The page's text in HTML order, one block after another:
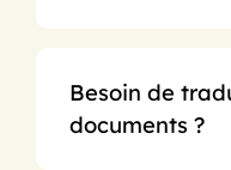
Besoin de
documents ?